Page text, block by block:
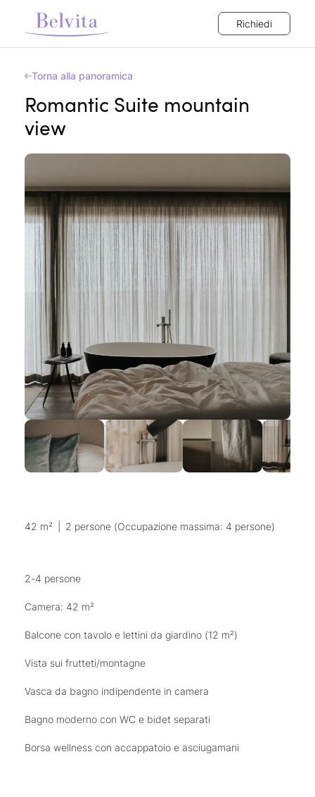
Richiedi
Torna alla panoramica
Romantic Suite mountain
view
42 m² 2 persone (Occupazione massima: 4 persone)
2-4 persone
Camera: 42 m²
Balcone con tavolo e lettini da giardino (12 m²)
Vista sui frutteti/montagne
Vasca da bagno indipendente in camera
Bagno moderno con WC e bidet separati
Borsa wellness con accappatoio e asciugamani